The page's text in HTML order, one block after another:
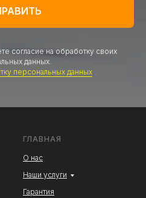
согласие на обработку своих
данных.
персональных данных
ГЛАВНАЯ
О нас
Наши услуги
Гарантия